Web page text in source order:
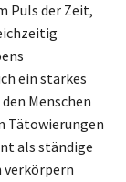
Puls der Zeit,
ein starkes
Menschen
Tätowierungen
als ständige
verkörpern